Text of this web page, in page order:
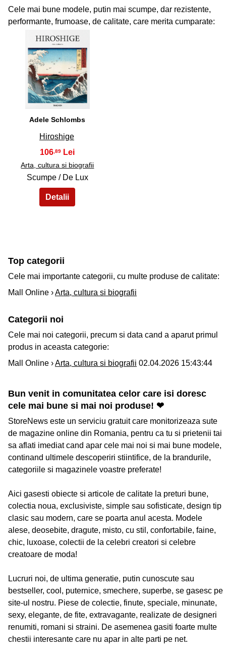
Cele mai bune modele, putin mai scumpe, dar rezistente,
performante, frumoase, de calitate, care merita cumparate:
33
Adele Schlombs
Hiroshige
106 ,89
Arta, cultura si biografii
Scumpe / De Lux
Top categorii
Cele mai importante categorii, cu multe produse de calitate:
Mall Online ›Arta, cultura si biografii
Categorii noi
Cele mai noi categorii, precum si data cand a aparut primul
produs in aceasta categorie:
Mall Online ›Arta, cultura si biografii 02.04.2026 15:43:44
Bun venit in comunitatea celor care isi doresc
cele mai bune si mai noi produse! ❤
StoreNews este un serviciu gratuit care monitorizeaza sute
de magazine online din Romania, pentru ca tu si prietenii tai
sa aflati imediat cand apar cele mai noi si mai bune modele,
continand ultimele descoperiri stiintifice, de la brandurile,
categoriile si magazinele voastre preferate!
Aici gasesti obiecte si articole de calitate la preturi bune,
colectia noua, exclusiviste, simple sau sofisticate, design tip
clasic sau modern, care se poarta anul acesta. Modele
alese, deosebite, dragute, misto, cu stil, confortabile, faine,
chic, luxoase, colectii de la celebri creatori si celebre
creatoare de moda!
Lucruri noi, de ultima generatie, putin cunoscute sau
bestseller, cool, puternice, smechere, superbe, se gasesc pe
site-ul nostru. Piese de colectie, finute, speciale, minunate,
sexy, elegante, de fite, extravagante, realizate de designeri
renumiti, romani si straini. De asemenea gasiti foarte multe
chestii interesante care nu apar in alte parti pe net.